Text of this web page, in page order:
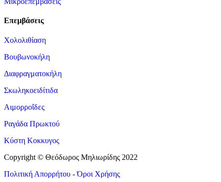
Επεμβάσεις
Χολολιθίαση
Βουβωνοκήλη
Διαφραγματοκήλη
Σκωληκοειδίτιδα
Αιμορροΐδες
Ραγάδα Πρωκτού
Κύστη Κοκκυγος
Copyright © Θεόδωρος Μηλιωρίδης 2022
Πολιτική Απορρήτου -Όροι Χρήσης